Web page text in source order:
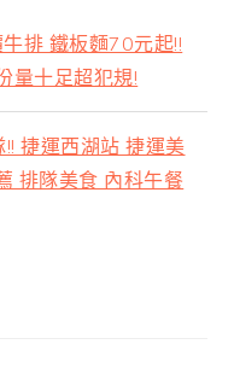
排 鐵板麵70元起!!
量十足超犯規!
捷運西湖站 捷運美
排隊美食 內科午餐